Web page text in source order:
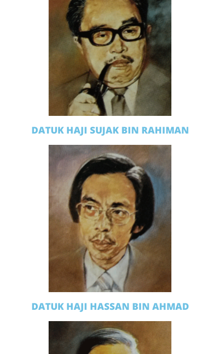
DATUK HAJI SUJAK BIN RAHIMAN
DATUK HAJI HASSAN BIN AHMAD